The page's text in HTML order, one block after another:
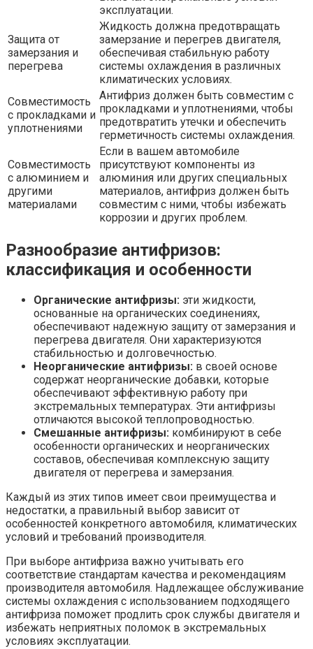
эксплуатации.
Защита от
замерзания и
перегрева
Жидкость должна предотвращать
замерзание и перегрев двигателя,
обеспечивая стабильную работу
системы охлаждения в различных
климатических условиях.
Совместимость
с прокладками и
уплотнениями
Антифриз должен быть совместим с
прокладками и уплотнениями, чтобы
предотвратить утечки и обеспечить
герметичность системы охлаждения.
Совместимость
с алюминием и
другими
материалами
Если в вашем автомобиле
присутствуют компоненты из
алюминия или других специальных
материалов, антифриз должен быть
совместим с ними, чтобы избежать
коррозии и других проблем.
Разнообразие антифризов:
классификация и особенности
Органические антифризы: эти жидкости,
основанные на органических соединениях,
обеспечивают надежную защиту от замерзания и
перегрева двигателя. Они характеризуются
стабильностью и долговечностью.
Неорганические антифризы: в своей основе
содержат неорганические добавки, которые
обеспечивают эффективную работу при
экстремальных температурах. Эти антифризы
отличаются высокой теплопроводностью.
Смешанные антифризы: комбинируют в себе
особенности органических и неорганических
составов, обеспечивая комплексную защиту
двигателя от перегрева и замерзания.
Каждый из этих типов имеет свои преимущества и
недостатки, а правильный выбор зависит от
особенностей конкретного автомобиля, климатических
условий и требований производителя.
При выборе антифриза важно учитывать его
соответствие стандартам качества и рекомендациям
производителя автомобиля. Надлежащее обслуживание
системы охлаждения с использованием подходящего
антифриза поможет продлить срок службы двигателя и
избежать неприятных поломок в экстремальных
условиях эксплуатации.